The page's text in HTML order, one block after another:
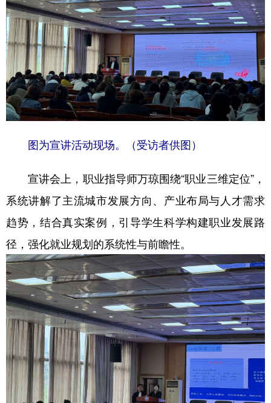
图为宣讲活动现场。（受访者供图）
宣讲会上，职业指导师万琼围绕“职业三维定位”，
系统讲解了主流城市发展方向、产业布局与人才需求
趋势，结合真实案例，引导学生科学构建职业发展路
径，强化就业规划的系统性与前瞻性。